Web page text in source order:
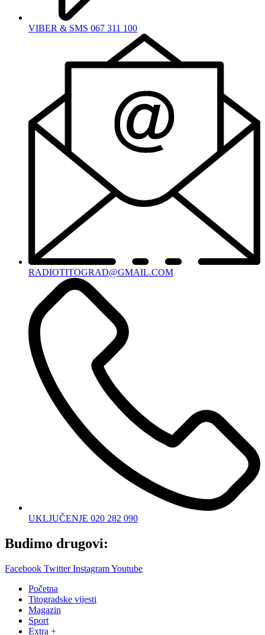
VIBER & SMS 067 311 100
RADIOTITOGRAD@GMAIL.COM
UKLJUČENJE 020 282 090
Budimo drugovi:
Facebook Twitter InstagramYoutube
Početna
Titogradske vijesti
Magazin
Sport
Extra +